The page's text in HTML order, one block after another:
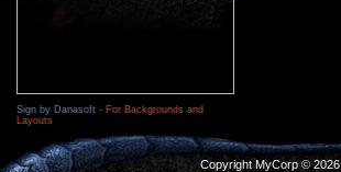
Sign by Danasoft - For Backgrounds and
Layouts
Copyright MyCorp © 2026